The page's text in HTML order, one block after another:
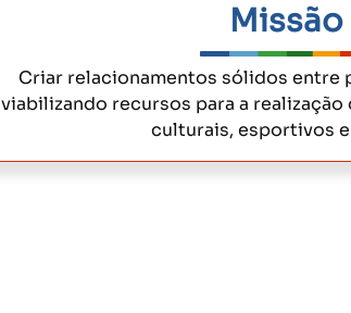
Missão
Criar relacionamentos sólidos entre
viabilizando recursos para a
culturais, esportivos